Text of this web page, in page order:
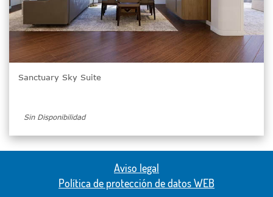
Sanctuary Sky Suite
Sin Disponibilidad
Aviso legal
Política de protección de datos WEB